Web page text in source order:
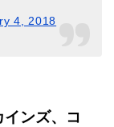
4, 2018
ンズ、コ